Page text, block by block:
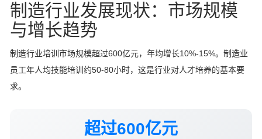
制造行业发展现状：市场规模
与增长趋势
制造行业培训市场规模超过600亿元，年均增长10%-15%。制造业
员工年人均技能培训约50-80小时，这是行业对人才培养的基本要
求。
超过600亿元